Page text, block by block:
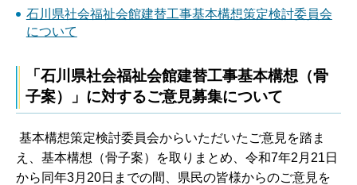
石川県社会福祉会館建替工事基本構想策定検討委員会
について
「石川県社会福祉会館建替工事基本構想（骨
子案）」に対するご意見募集について
基本構想策定検討委員会からいただいたご意見を踏ま
え、基本構想（骨子案）を取りまとめ、令和7年2月21日
から同年3月20日までの間、県民の皆様からのご意見を